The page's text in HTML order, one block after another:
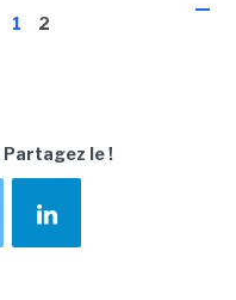
1 2
Partagez le !